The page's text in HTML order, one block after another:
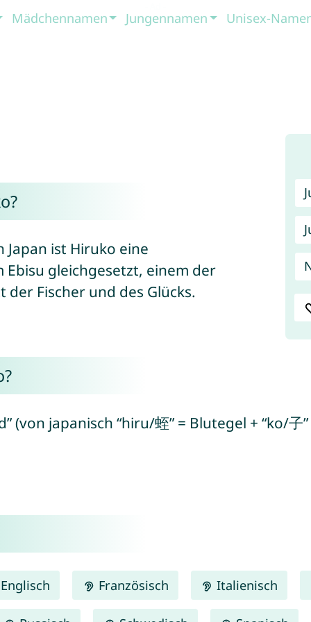
Mädchennamen Jungennamen Unisex-
ist Hiruko eine
gleichgesetzt, einem der
Fischer und des Glücks.
(von japanisch “hiru/蛭” = Blutegel + “ko/子
Französisch Italienisch